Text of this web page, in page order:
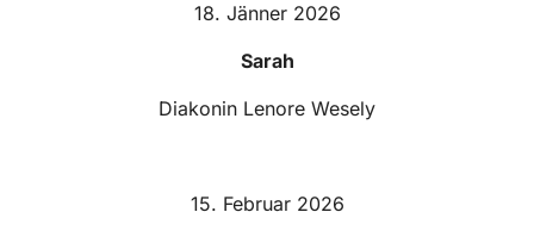
18. Jänner 2026
Sarah
Diakonin Lenore Wesely
15. Februar 2026